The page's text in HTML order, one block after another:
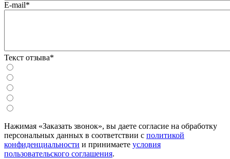
E-mail*
Текст отзыва*
Нажимая «Заказать звонок», вы даете согласие на обработку
персональных данных в соответствии с политикой
конфиденциальности и принимаете условия
пользовательского соглашения.